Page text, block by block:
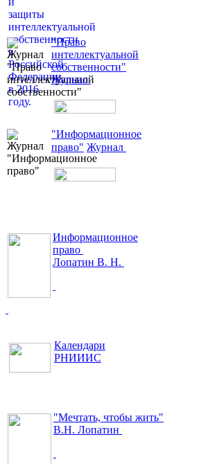
"Право
интеллектуальной
собственности"
Журнал
"Информационное
право" Журнал
Информационное
право
Лопатин В. Н.
Календари
РНИИИС
"Мечтать, чтобы жить"
В.Н. Лопатин